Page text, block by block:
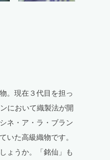
。現在３代目を担っ
において織製法が開
ネ・ア・ラ・​ブラン
いた高級織物です。
ょうか。「銘仙」も